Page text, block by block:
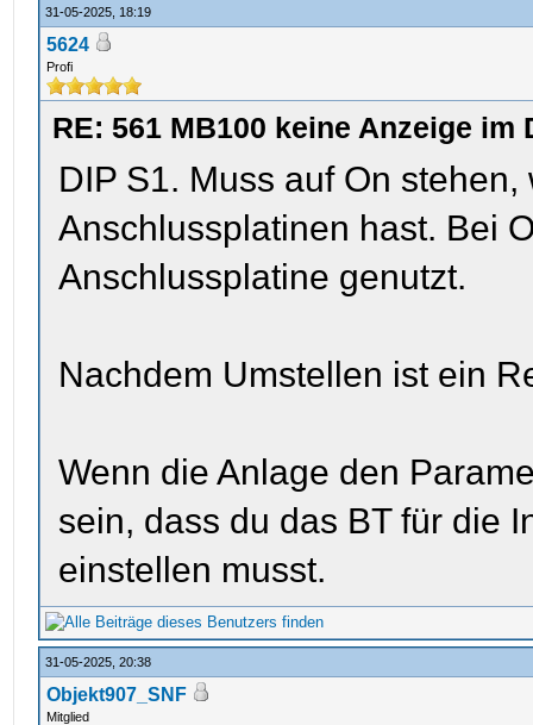
31-05-2025, 18:19
5624
Profi
RE: 561 MB100 keine Anzeige im
DIP S1. Muss auf On
Anschlussplatinen hast. Bei
Anschlussplatine genutzt.
Nachdem Umstellen ist ein
Wenn die Anlage den
sein, dass du das BT für die
einstellen musst.
31-05-2025, 20:38
Objekt907_SNF
Mitglied